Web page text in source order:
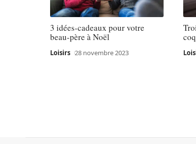
3 idées-cadeaux pour votre
beau-père à Noël
Loisirs 28 novembre 2023